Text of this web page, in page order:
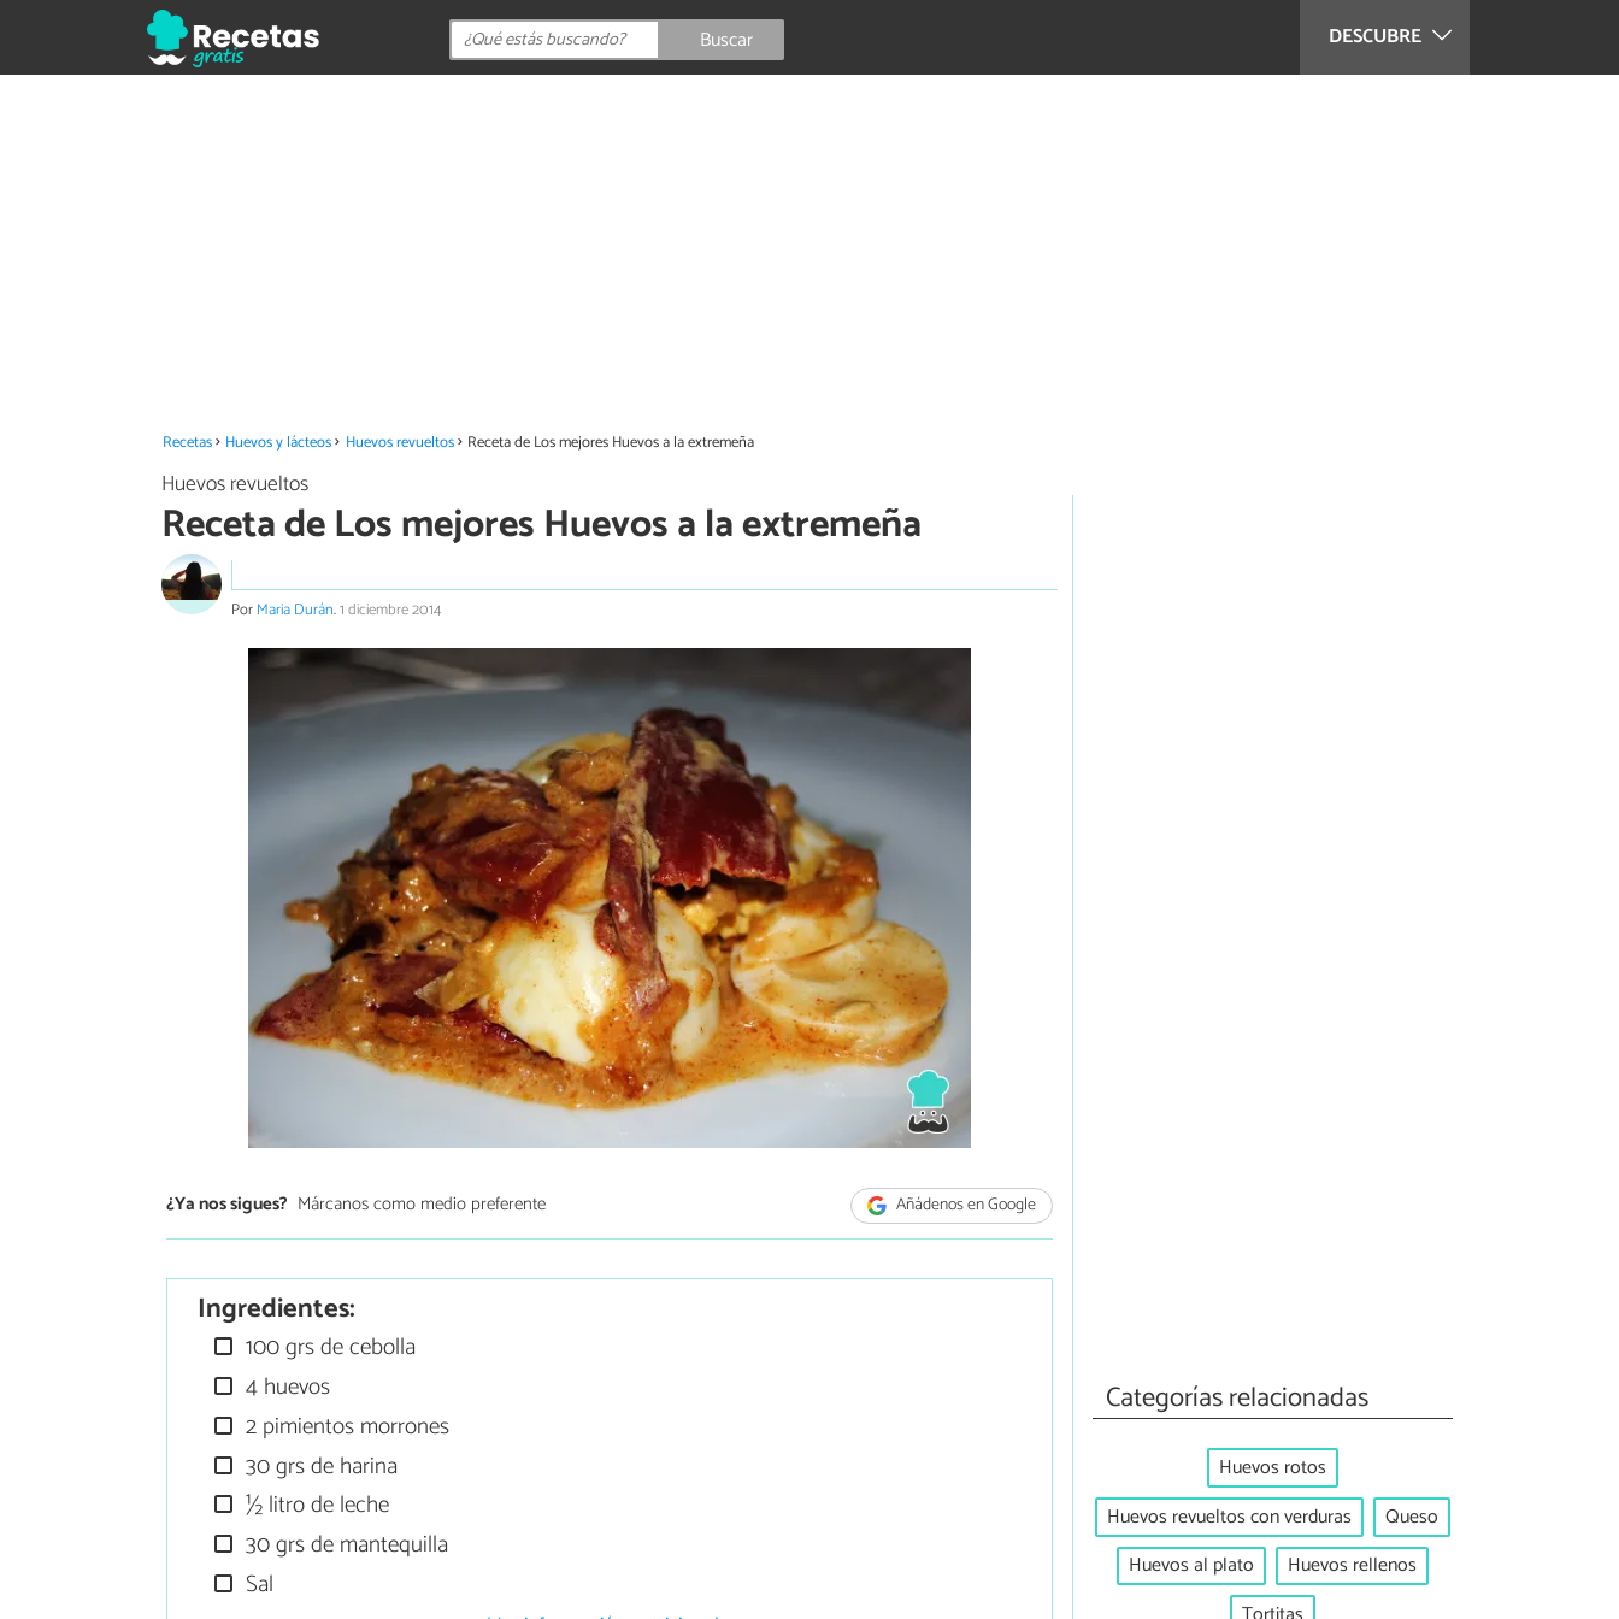
DESCUBRE
Buscar
Recetas Huevos y lácteos Huevos revueltos Receta de Los mejores Huevos a la extremeña
Huevos revueltos
Receta de Los mejores Huevos a la extremeña
PorMaria Durán.1 diciembre 2014
¿Ya nos sigues? Márcanos como medio preferente Añádenos en Google
Ingredientes:
100 grs de cebolla
4 huevos
2 pimientos morrones
30 grs de harina
½ litro de leche
30 grs de mantequilla
Sal
Categorías relacionadas
Huevos rotos
Huevos revueltos con verduras
Queso
Huevos al plato
Huevos rellenos